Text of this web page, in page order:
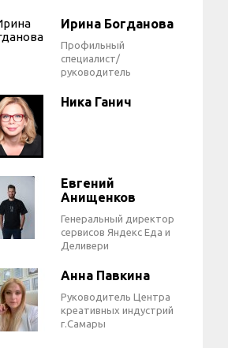
Ирина Богданова
Профильный
специалист/
руководитель
Ника Ганич
Евгений
Анищенков
Генеральный директор
сервисов Яндекс Еда и
Деливери
Анна Павкина
Руководитель Центра
креативных индустрий
г.Самары